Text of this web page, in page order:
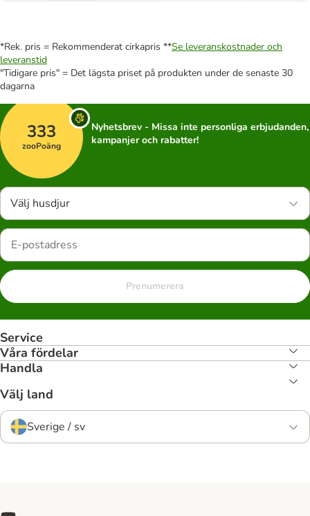
*Rek. pris = Rekommenderat cirkapris **Se leveranskostnader och
leveranstid
"Tidigare pris" = Det lägsta priset på produkten under de senaste 30
dagarna
333
zooPoäng
Nyhetsbrev - Missa inte personliga erbjudanden,
kampanjer och rabatter!
Välj husdjur
Prenumerera
Service
Våra fördelar
Handla
Välj land
Sverige / sv